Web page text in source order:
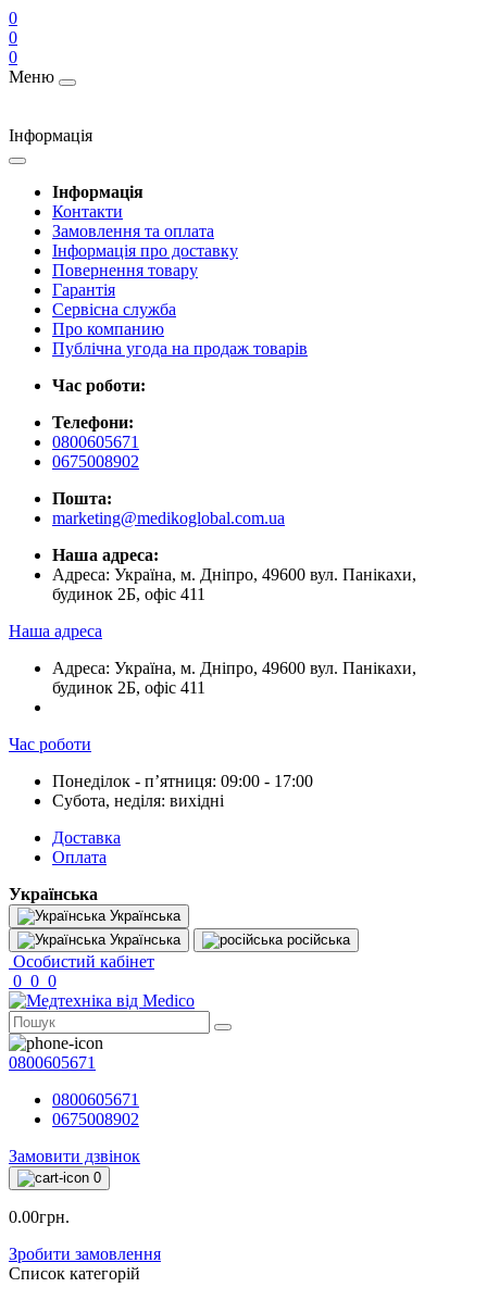
0
0
0
Меню
Інформація
Інформація
Контакти
Замовлення та оплата
Інформація про доставку
Повернення товару
Гарантія
Сервісна служба
Про компанию
Публічна угода на продаж товарів
Час роботи:
Телефони:
0800605671
0675008902
Пошта:
marketing@medikoglobal.com.ua
Наша адреса:
Адреса: Україна, м. Дніпро, 49600 вул. Панікахи,
будинок 2Б, офіс 411
Наша адреса
Адреса: Україна, м. Дніпро, 49600 вул. Панікахи,
будинок 2Б, офіс 411
Час роботи
Понеділок - пʼятниця: 09:00 - 17:00
Субота, неділя: вихідні
Доставка
Оплата
Українська
Українська
Українська
російська
Особистий кабінет
0 0 0
0800605671
0800605671
0675008902
Замовити дзвінок
0
0.00грн.
Зробити замовлення
Список категорій